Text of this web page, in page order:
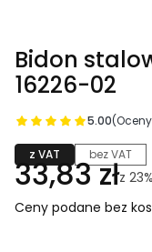
Bidon
16226-02
5.00
z VAT bez VAT
33,83 złz 23%
Ceny podane bez